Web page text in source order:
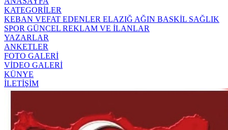
KATEGORİLER
KEBAN VEFAT EDENLER ELAZIĞ AĞIN BASKİL SAĞLIK
SPOR GÜNCEL REKLAM VE İLANLAR
YAZARLAR
ANKETLER
FOTO GALERİ
VİDEO GALERİ
KÜNYE
İLETİŞİM